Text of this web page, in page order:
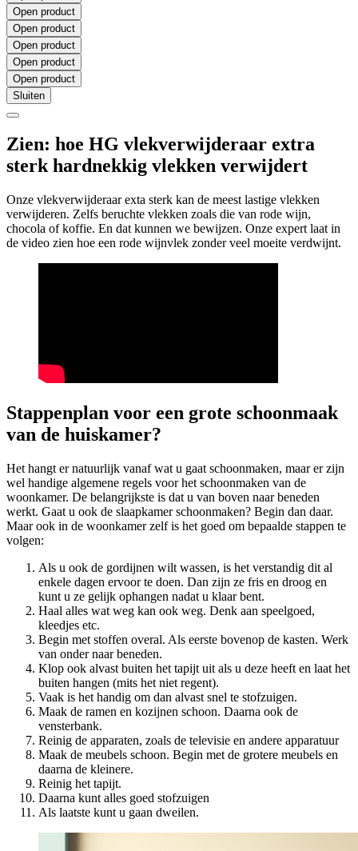
Open product
Open product
Open product
Open product
Open product
Sluiten
Zien: hoe HG vlekverwijderaar extra
sterk hardnekkig vlekken verwijdert
Onze vlekverwijderaar exta sterk kan de meest lastige vlekken
verwijderen. Zelfs beruchte vlekken zoals die van rode wijn,
chocola of koffie. En dat kunnen we bewijzen. Onze expert laat in
de video zien hoe een rode wijnvlek zonder veel moeite verdwijnt.
Stappenplan voor een grote schoonmaak
van de huiskamer?
Het hangt er natuurlijk vanaf wat u gaat schoonmaken, maar er zijn
wel handige algemene regels voor het schoonmaken van de
woonkamer. De belangrijkste is dat u van boven naar beneden
werkt. Gaat u ook de slaapkamer schoonmaken? Begin dan daar.
Maar ook in de woonkamer zelf is het goed om bepaalde stappen te
volgen:
Als u ook de gordijnen wilt wassen, is het verstandig dit al
enkele dagen ervoor te doen. Dan zijn ze fris en droog en
kunt u ze gelijk ophangen nadat u klaar bent.
Haal alles wat weg kan ook weg. Denk aan speelgoed,
kleedjes etc.
Begin met stoffen overal. Als eerste bovenop de kasten. Werk
van onder naar beneden.
Klop ook alvast buiten het tapijt uit als u deze heeft en laat het
buiten hangen (mits het niet regent).
Vaak is het handig om dan alvast snel te stofzuigen.
Maak de ramen en kozijnen schoon. Daarna ook de
vensterbank.
Reinig de apparaten, zoals de televisie en andere apparatuur
Maak de meubels schoon. Begin met de grotere meubels en
daarna de kleinere.
Reinig het tapijt.
Daarna kunt alles goed stofzuigen
Als laatste kunt u gaan dweilen.